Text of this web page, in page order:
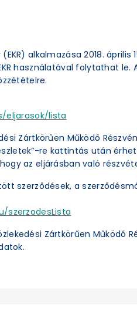
alkalmazása 2018.
használatával folytathat le.
eljarasok/lista
Zártkörűen Működő
re kattintás után
az eljárásban való
szerződések, a
szerzodesLista
Zártkörűen